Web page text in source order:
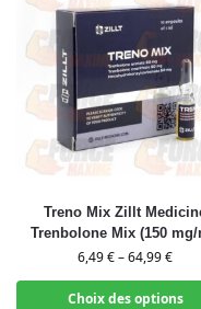
Treno Mix Zillt
Trenbolone Mix (150
6,49€–64,99€
Choix des options